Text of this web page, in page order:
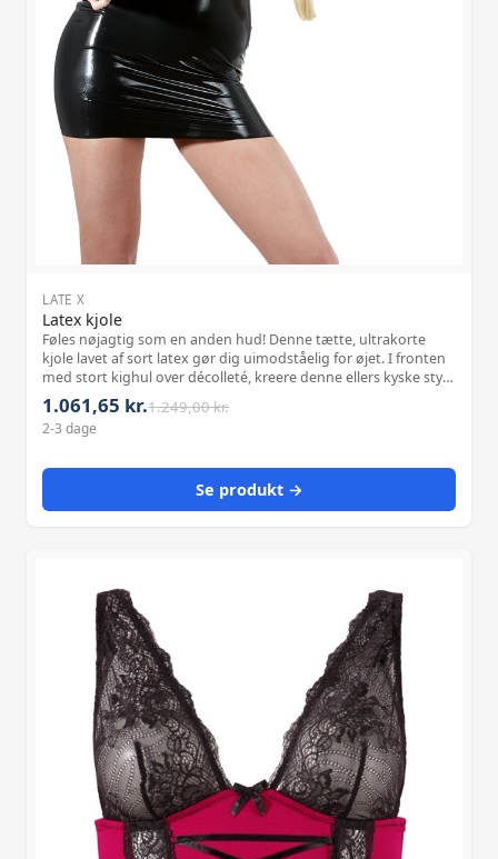
LATE X
Latex kjole
Føles nøjagtig som en anden hud! Denne tætte, ultrakorte
kjole lavet af sort latex gør dig uimodståelig for øjet. I fronten
med stort kighul over décolleté, kreere denne ellers kyske style
med lange arm og stand-up krage en rafineret kontrast.
Lynlås på r
1.061,65 kr.1.249,00 kr.
2-3 dage
Se produkt →